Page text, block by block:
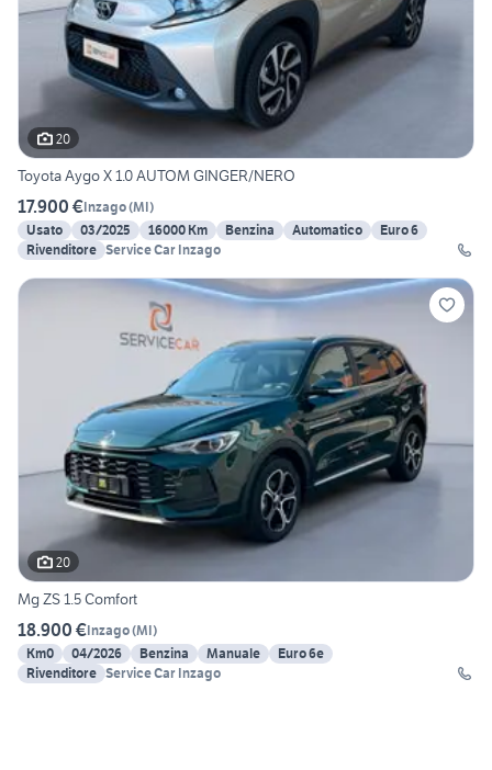
20
Toyota Aygo X 1.0 AUTOM GINGER/NERO
17.900 €Inzago(MI)
Usato
03/2025 16000 Km Benzina Automatico
Euro 6
Rivenditore Service Car Inzago
20
Mg ZS 1.5 Comfort
18.900 €Inzago(MI)
Km0
04/2026 Benzina Manuale
Euro 6e
Rivenditore Service Car Inzago